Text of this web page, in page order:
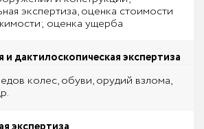
экспертиза, оценка стоимости
оценка ущерба
и дактилоскопическая экспертиза
колес, обуви, орудий взлома,